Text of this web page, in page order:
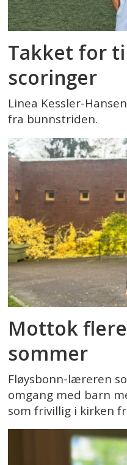
Takket for
scoringer
Linea Kessler-
fra bunnstriden.
Mottok
sommer
Fløysbonn-læreren
omgang med barn
som frivillig i kirken